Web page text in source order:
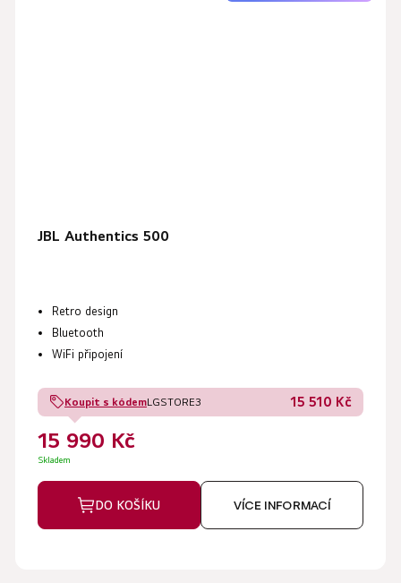
JBL Authentics 500
Retro design
Bluetooth
WiFi připojení
Koupit s kódemLGSTORE3 15 510 Kč
15 990 Kč
Skladem
DO KOŠÍKU VÍCE INFORMACÍ